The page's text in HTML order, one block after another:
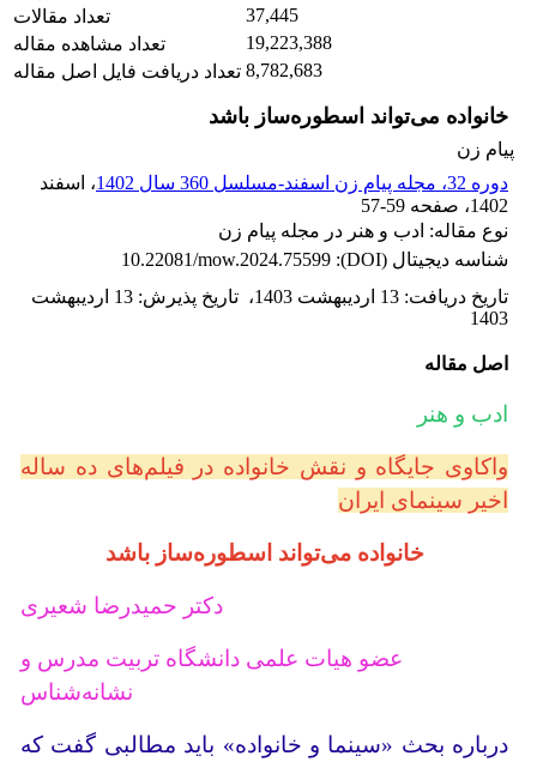
تعداد مقالات
37,445
تعداد مشاهده مقاله
19,223,388
تعداد دریافت فایل اصل مقاله 8,782,683
خانواده می‌تواند اسطوره‌ساز باشد
پیام زن
دوره 32، مجله پیام زن اسفند-مسلسل 360 سال 1402
، اسفند
1402، صفحه 57-59
نوع مقاله: ادب و هنر در مجله پیام زن
شناسه دیجیتال (DOI):
10.22081/mow.2024.75599
تاریخ دریافت: 13 اردیبهشت 1403 ، تاریخ پذیرش:
13 اردیبهشت
1403
اصل مقاله
ادب و هنر
واکاوی جایگاه و نقش خانواده در فیلم‌‌های ده ساله
اخیر سینمای ایران
خانواده می‌تواند اسطوره‌ساز باشد
دکتر حمیدرضا شعیری
عضو هیات ‌علمی دانشگاه تربیت مدرس و
نشانه‌شناس
درباره بحث «سینما و خانواده» باید مطالبی گفت که